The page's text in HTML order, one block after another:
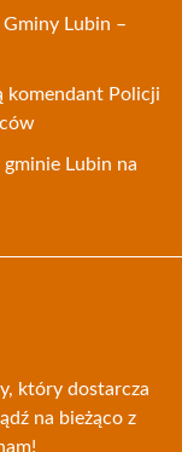
Lubin –
komendant Policji
Lubin na
który dostarcza
na bieżąco z